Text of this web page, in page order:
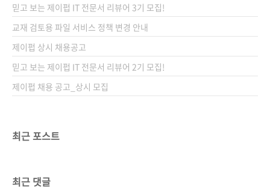
믿고 보는 제이펍 IT 전문서 리뷰어 3기 모집!
교재 검토용 파일 서비스 정책 변경 안내
제이펍 상시 채용공고
믿고 보는 제이펍 IT 전문서 리뷰어 2기 모집!
제이펍 채용 공고_상시 모집
최근 포스트
최근 댓글